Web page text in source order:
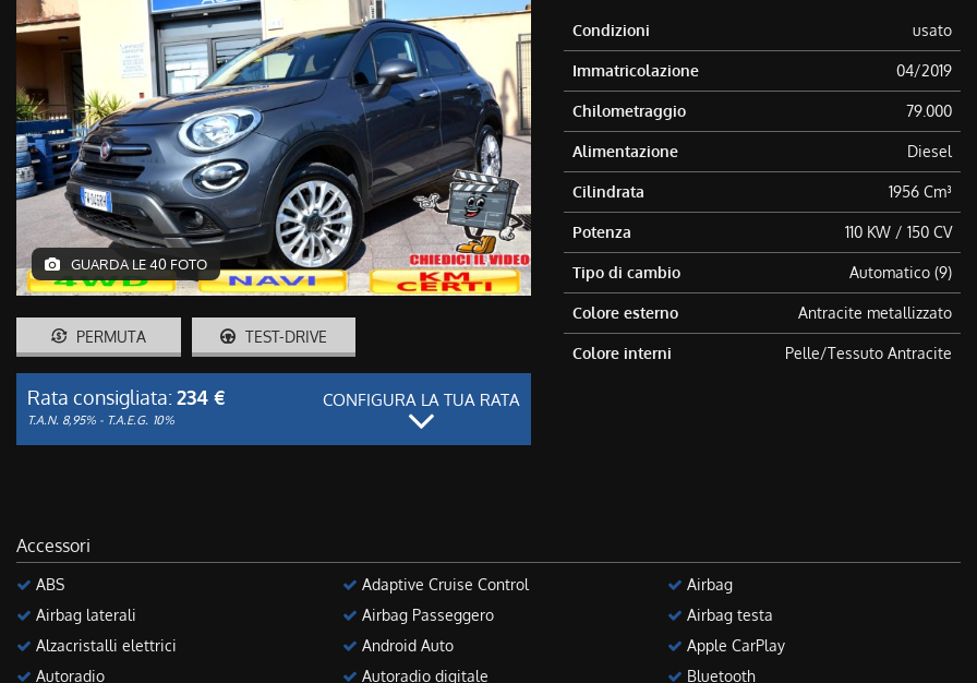
GUARDA LE 40 FOTO
PERMUTA TEST-DRIVE
Rata consigliata: 234 €
T.A.N. 8,95% - T.A.E.G. 10%
CONFIGURA LA TUA RATA
Condizioni usato
Immatricolazione 04/2019
Chilometraggio 79.000
Alimentazione Diesel
Cilindrata 1956 Cm³
Potenza 110 KW / 150 CV
Tipo di cambio Automatico (9)
Colore esterno Antracite metallizzato
Colore interni Pelle/Tessuto Antracite
Accessori
ABS
Airbag laterali
Alzacristalli elettrici
Autoradio
Adaptive Cruise Control
Airbag Passeggero
Android Auto
Autoradio digitale
Airbag
Airbag testa
Apple CarPlay
Bluetooth